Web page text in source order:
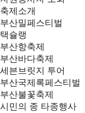
축제소개
부산밀페스티벌
택슐랭
부산항축제
부산바다축제
세븐브릿지 투어
부산국제록페스티벌
부산불꽃축제
시민의 종 타종행사